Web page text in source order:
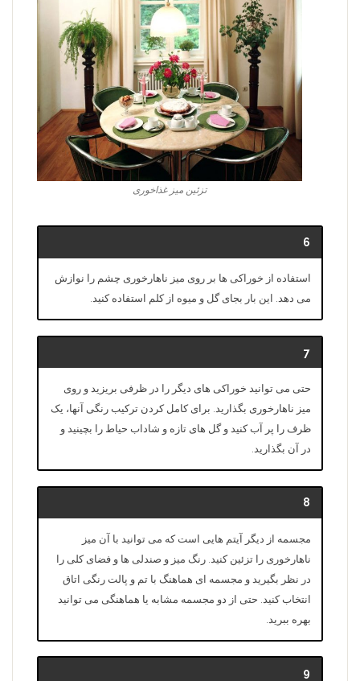
تزئین میز غذاخوری
6
استفاده از خوراکی ها بر روی میز ناهارخوری چشم را نوازش
می دهد. این بار بجای گل و میوه از کلم استفاده کنید.
7
حتی می توانید خوراکی های دیگر را در ظرفی بریزید و روی
میز ناهارخوری بگذارید. برای کامل کردن ترکیب رنگی آنها، یک
ظرف را پر آب کنید و گل های تازه و شاداب حیاط را بچینید و
در آن بگذارید.
8
مجسمه از دیگر آیتم هایی است که می توانید با آن میز
ناهارخوری را تزئین کنید. رنگ میز و صندلی ها و فضای کلی را
در نظر بگیرید و مجسمه ای هماهنگ با تم و پالت رنگی اتاق
انتخاب کنید. حتی از دو مجسمه مشابه یا هماهنگی می توانید
بهره ببرید.
9